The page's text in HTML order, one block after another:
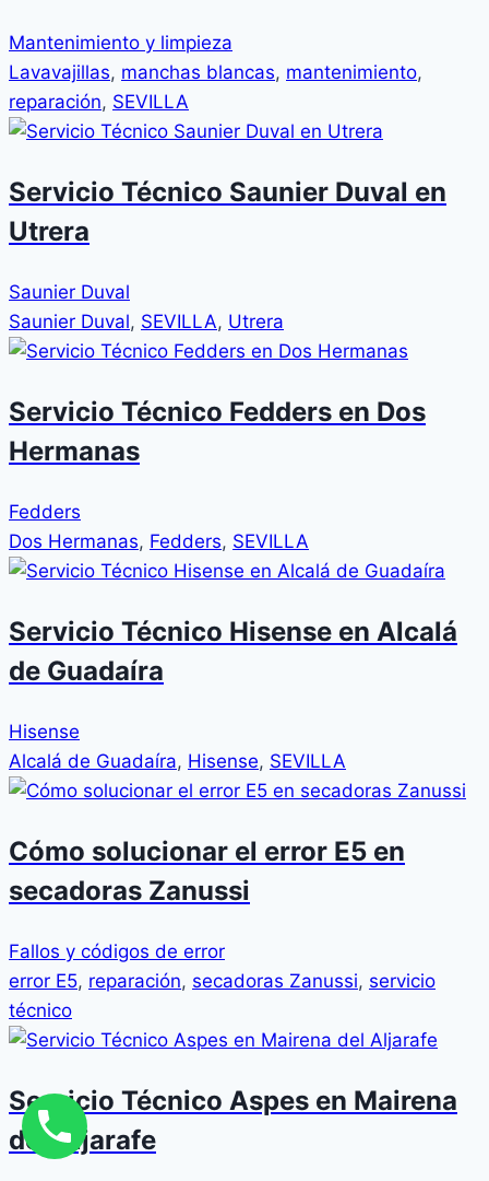
Mantenimiento y limpieza
Lavavajillas, manchas blancas, mantenimiento,
reparación, SEVILLA
Servicio Técnico Saunier Duval en
Utrera
Saunier Duval
Saunier Duval, SEVILLA, Utrera
Servicio Técnico Fedders en Dos
Hermanas
Fedders
Dos Hermanas, Fedders, SEVILLA
Servicio Técnico Hisense en Alcalá
de Guadaíra
Hisense
Alcalá de Guadaíra, Hisense, SEVILLA
Cómo solucionar el error E5 en
secadoras Zanussi
Fallos y códigos de error
error E5, reparación, secadoras Zanussi, servicio
técnico
Servicio Técnico Aspes en Mairena
del Aljarafe